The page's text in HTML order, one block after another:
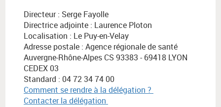
Directeur : Serge Fayolle
Directrice adjointe : Laurence Ploton
Localisation : Le Puy-en-Velay
Adresse postale : Agence régionale de santé
Auvergne-Rhône-Alpes CS 93383 - 69418 LYON
CEDEX 03
Standard : 04 72 34 74 00
Comment se rendre à la délégation ?
Contacter la délégation